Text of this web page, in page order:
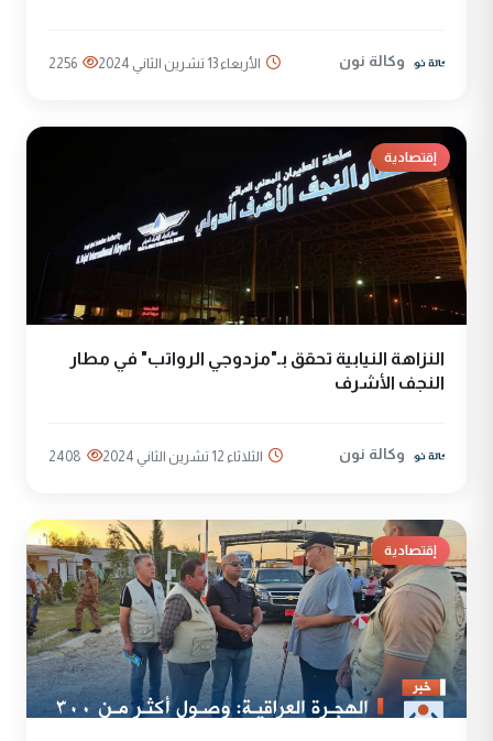
وكالة نون الأربعاء 13 تشرين الثاني 2024 2256
إقتصادية
النزاهة النيابية تحقق بـ"مزدوجي الرواتب" في مطار
النجف الأشرف
وكالة نون الثلاثاء 12 تشرين الثاني 2024 2408
إقتصادية